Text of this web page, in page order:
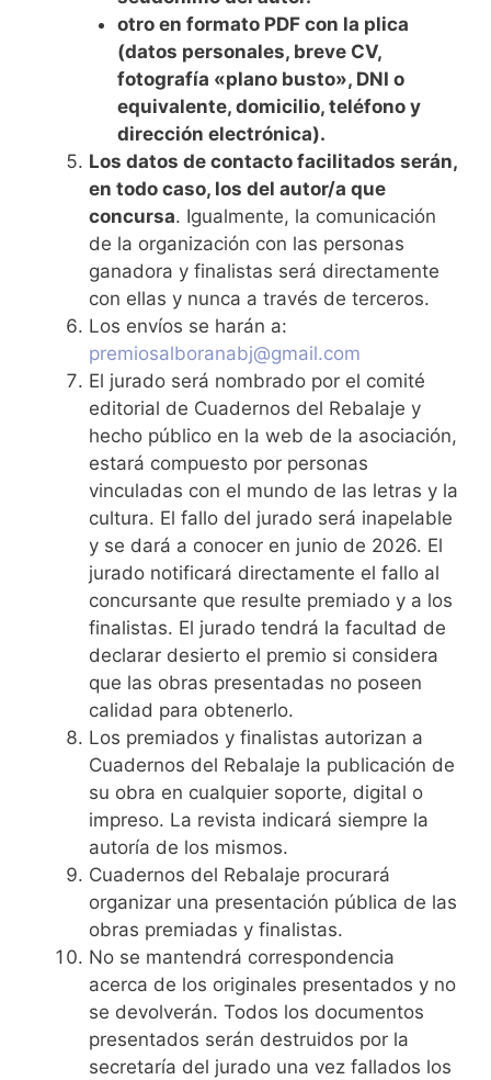
otro en formato PDF con la plica
(datos personales, breve CV,
fotografía «plano busto», DNI o
equivalente, domicilio, teléfono y
dirección electrónica).
Los datos de contacto facilitados serán,
en todo caso, los del autor/a que
concursa. Igualmente, la comunicación
de la organización con las personas
ganadora y finalistas será directamente
con ellas y nunca a través de terceros.
Los envíos se harán a:
premiosalboranabj@gmail.com
El jurado será nombrado por el comité
editorial de Cuadernos del Rebalaje y
hecho público en la web de la asociación,
estará compuesto por personas
vinculadas con el mundo de las letras y la
cultura. El fallo del jurado será inapelable
y se dará a conocer en junio de 2026. El
jurado notificará directamente el fallo al
concursante que resulte premiado y a los
finalistas. El jurado tendrá la facultad de
declarar desierto el premio si considera
que las obras presentadas no poseen
calidad para obtenerlo.
Los premiados y finalistas autorizan a
Cuadernos del Rebalaje la publicación de
su obra en cualquier soporte, digital o
impreso. La revista indicará siempre la
autoría de los mismos.
Cuadernos del Rebalaje procurará
organizar una presentación pública de las
obras premiadas y finalistas.
No se mantendrá correspondencia
acerca de los originales presentados y no
se devolverán. Todos los documentos
presentados serán destruidos por la
secretaría del jurado una vez fallados los